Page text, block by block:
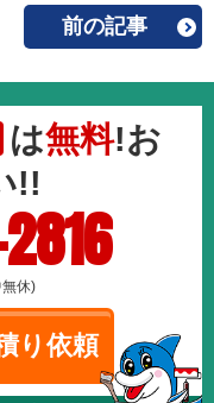
前の記事
は無料!お
!!
休)
り依頼